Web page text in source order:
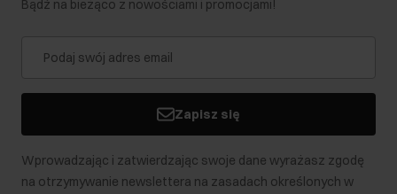
Bądź na bieżąco z nowościami i promocjami!
Zapisz się
Wprowadzając i zatwierdzając swoje dane wyrażasz zgodę
na otrzymywanie newslettera na zasadach określonych w